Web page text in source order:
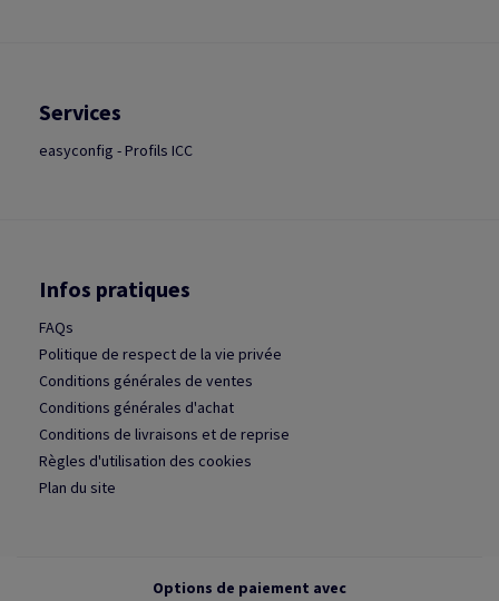
Services
easyconfig - Profils ICC
Infos pratiques
FAQs
Politique de respect de la vie privée
Conditions générales de ventes
Conditions générales d'achat
Conditions de livraisons et de reprise
Règles d'utilisation des cookies
Plan du site
Options de paiement avec